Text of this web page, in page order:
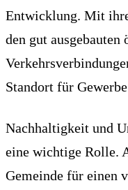
Entwicklung. Mit
den gut
Standort für
Nachhaltigkeit und
eine wichtige Rolle.
Gemeinde für einen